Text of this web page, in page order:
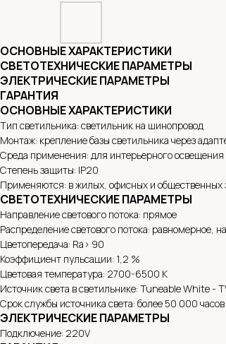
ОСНОВНЫЕ ХАРАКТЕРИСТИКИ
СВЕТОТЕХНИЧЕСКИЕ ПАРАМЕТРЫ
ЭЛЕКТРИЧЕСКИЕ ПАРАМЕТРЫ
ГАРАНТИЯ
ОСНОВНЫЕ ХАРАКТЕРИСТИКИ
Тип светильника: светильник на шинопровод
Монтаж: крепление базы светильника через
Среда применения: для интерьерного освещения
Степень защиты: IP20
Применяются: в жилых, офисных и общественных
СВЕТОТЕХНИЧЕСКИЕ ПАРАМЕТРЫ
Направление светового потока: прямое
Распределение светового потока: равномерное,
Цветопередача: Ra> 90
Коэффициент пульсации: 1,2 %
Цветовая температура: 2700-6500 K
Источник света в светильнике: Tuneable White -
Срок службы источника света: более 50 000 часов
ЭЛЕКТРИЧЕСКИЕ ПАРАМЕТРЫ
Подключение: 220V